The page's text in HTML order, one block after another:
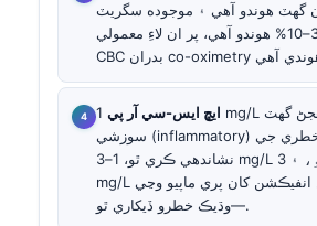
۾ 2% کان گهٽ هوندو آهي ۽ موجوده سگريٽ
نوشين ۾ اڪثر 3–10% هوندو آهي، پر ان لاءِ معمولي
ايڇ ايس-سي آر پي 1 mg/L کان گهٽ هجڻ گهٽ
سوزشي (inflammatory) دل جي خطري جي
نشاندهي ڪري ٿو، 1–3 mg/L اوسط خطرو، ۽ 3
mg/L کان مٿي—جڏهن انفيڪشن کان پري ماپيو وڃي
—وڌيڪ خطرو ڏيکاري ٿو.